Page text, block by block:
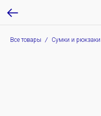
Все товары Сумки и рюкзаки